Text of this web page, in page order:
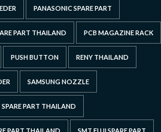
PANASONIC SPARE PART
PART THAILAND PCB MAGAZINE RACK
PUSH BUTTON RENY THAILAND
SAMSUNG NOZZLE
PART THAILAND